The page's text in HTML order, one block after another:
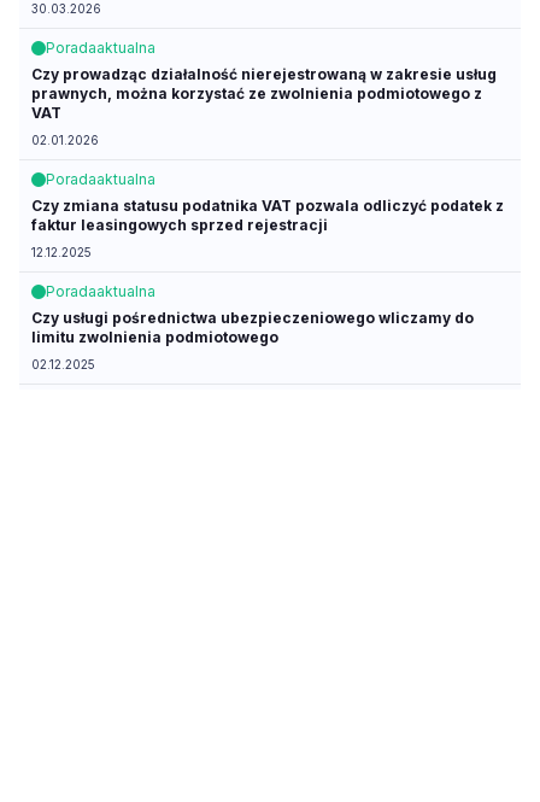
30.03.2026
Poradaaktualna
Czy prowadząc działalność nierejestrowaną w zakresie usług
prawnych, można korzystać ze zwolnienia podmiotowego z
VAT
02.01.2026
Poradaaktualna
Czy zmiana statusu podatnika VAT pozwala odliczyć podatek z
faktur leasingowych sprzed rejestracji
12.12.2025
Poradaaktualna
Czy usługi pośrednictwa ubezpieczeniowego wliczamy do
limitu zwolnienia podmiotowego
02.12.2025